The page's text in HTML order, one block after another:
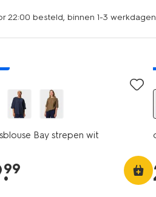
22:00 besteld, binnen 1-3
Bay strepen wit
.
99